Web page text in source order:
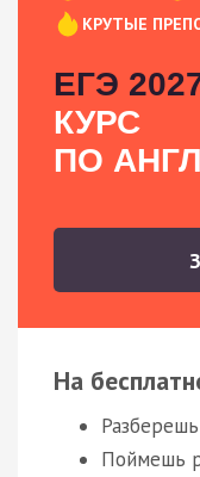
КРУТЫЕ
ЕГЭ
КУРС
ПО
На
Поймешь